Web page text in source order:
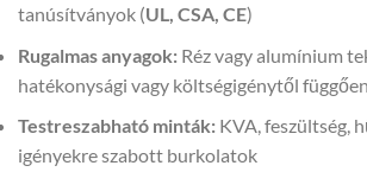
tanúsítványok (UL, CSA, CE)
Rugalmas anyagok: Réz vagy alumínium
hatékonysági vagy költségigénytől függően
Testreszabható minták: KVA, feszültség,
igényekre szabott burkolatok